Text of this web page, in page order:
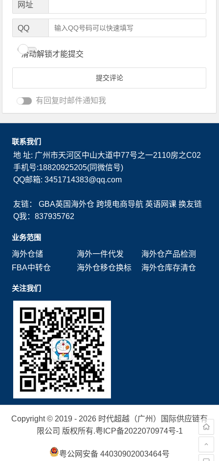
网址
QQ
滑动解锁才能提交
有回复时邮件通知我
联系我们
地 址: 广州市天河区中山大道中77号之一2110房之C02
手机号:18820925205(同微信号)
QQ邮箱: 3451714383@qq.com
友链：GBA英国海外仓 跨境电商导航 英语网课 换友链
Q我：837935762
业务范围
海外仓储
海外一件代发
海外仓产品检测
FBA中转仓
海外仓移仓换标 海外仓库存清仓
关注我们
Copyright © 2019 - 2026 时代超越（广州）国际供应链有
限公司 版权所有.粤ICP备2022070974号-1
粤公网安备 44030902003464号